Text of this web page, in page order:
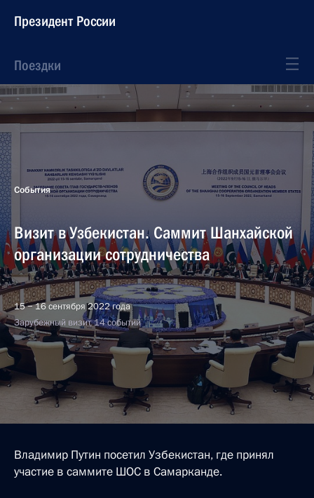
Президент России
Поездки
События
Визит в Узбекистан. Саммит Шанхайской
организации сотрудничества
15 − 16 сентября 2022 года
Зарубежный визит, 14 событий
Владимир Путин посетил Узбекистан, где принял
участие в саммите ШОС в Самарканде.